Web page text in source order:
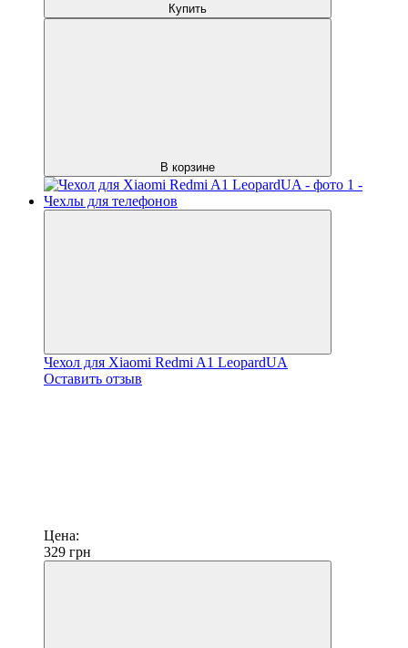
Купить
В корзине
Чехол для Xiaomi Redmi A1 LeopardUA
Оставить отзыв
Цена:
329 грн